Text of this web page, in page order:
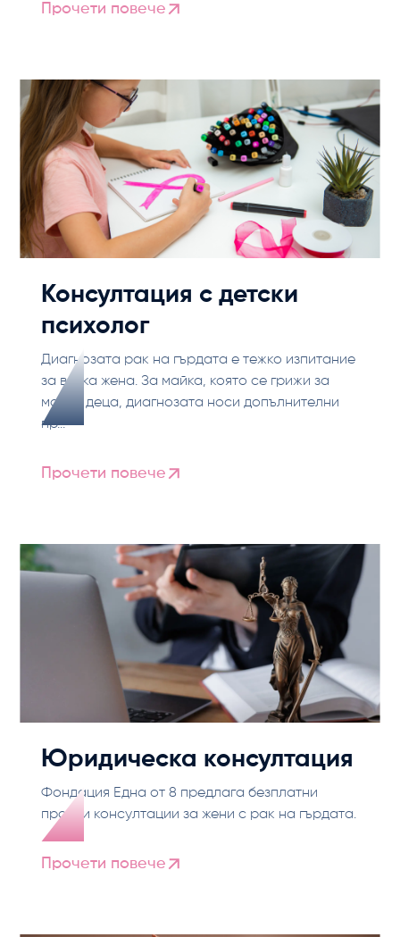
Прочети повече
Консултация с детски
психолог
Диагнозата рак на гърдата е тежко изпитание
за всяка жена. За майка, която се грижи за
малки деца, диагнозата носи допълнителни
пр...
Прочети повече
Юридическа консултация
Фондация Една от 8 предлага безплатни
правни консултации за жени с рак на гърдата.
Прочети повече